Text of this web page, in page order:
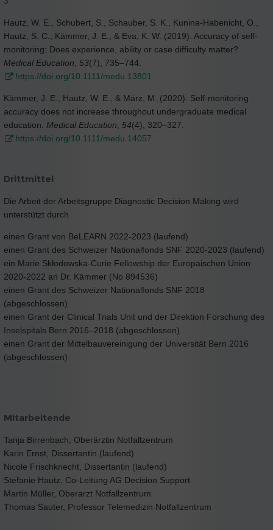
Hautz, W. E., Schubert, S., Schauber, S. K., Kunina‐Habenicht, O.,
Hautz, S. C., Kämmer, J. E., & Eva, K. W. (2019). Accuracy of self‐
monitoring: Does experience, ability or case difficulty matter?
Medical Education, 53(7), 735–744.
https://doi.org/10.1111/medu.13801
Kämmer, J. E., Hautz, W. E., & März, M. (2020). Self‐monitoring
accuracy does not increase throughout undergraduate medical
education. Medical Education, 54(4), 320–327.
https://doi.org/10.1111/medu.14057
Drittmittel
Die Arbeit der Arbeitsgruppe Diagnostic Decision Making wird
unterstützt durch
einen Grant von BeLEARN 2022-2023 (laufend)
einen Grant des Schweizer Nationalfonds SNF 2020-2023 (laufend)
ein Marie Skłodowska-Curie Fellowship der Europäischen Union
2020-2022 an Dr. Kämmer (No 894536)
einen Grant des Schweizer Nationalfonds SNF 2018
(abgeschlossen)
einen Grant der Clinical Trials Unit und der Direktion Forschung des
Inselspitals Bern 2016–2018 (abgeschlossen)
einen Grant der Mittelbauvereinigung der Universität Bern 2016
(abgeschlossen)
Mitarbeitende
Tanja Birrenbach, Oberärztin Notfallzentrum
Karin Ernst, Dissertantin (laufend)
Nicole Frischknecht, Dissertantin (laufend)
Stefanie Hautz, Co-Leitung AG Decision Support
Martin Müller, Oberarzt Notfallzentrum
Thomas Sauter, Professor Telemedizin Notfallzentrum